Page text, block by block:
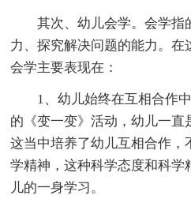
其次、幼儿会学。会学指
力、探究解决问题的能力。在
会学主要表现在：
1、幼儿始终在互相合作
的《变一变》活动，幼儿一直
这当中培养了幼儿互相合作，
学精神，这种科学态度和科学
儿的一身学习。